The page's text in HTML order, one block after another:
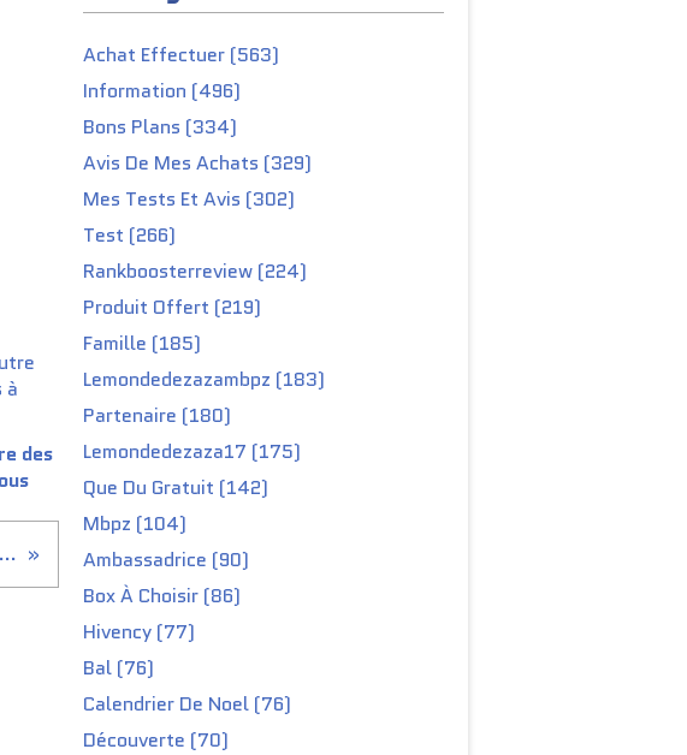
des
Voici une autre des annonces à vous faire
Achat Effectuer (563)
Information (496)
Bons Plans (334)
Avis De Mes Achats (329)
Mes Tests Et Avis (302)
Test (266)
Rankboosterreview (224)
Produit Offert (219)
Famille (185)
Lemondedezazambpz (183)
Partenaire (180)
Lemondedezaza17 (175)
Que Du Gratuit (142)
Mbpz (104)
Ambassadrice (90)
Box À Choisir (86)
Hivency (77)
Bal (76)
Calendrier De Noel (76)
Découverte (70)